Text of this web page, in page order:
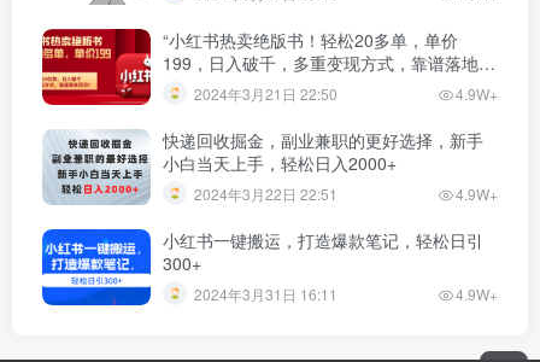
“小红书热卖绝版书！轻松20多单，单价
199，日入破千，多重变现方式，靠谱落地项
目！”2024年3月21日 22:50 4.9W+
快递回收掘金，副业兼职的更好选择，新手
小白当天上手，轻松日入2000+
2024年3月22日 22:51 4.9W+
小红书一键搬运，打造爆款笔记，轻松日引
300+
2024年3月31日 16:11 4.9W+